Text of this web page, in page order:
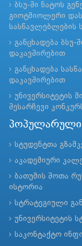
ბსუ-ში ნატოს
გიოტმიოლერი
სასწავლებლების
განცხადება ბსუ-
დაკავშირებით
განცხადება
დაკავშირებით
უნივერსიტეტის
შესარჩევი
პოპულარული
სტუდენტთა
აკადემიური
ბათუმის შოთა
ისტორია
სტრატეგიული
უნივერსიტეტის
საკონტაქტო